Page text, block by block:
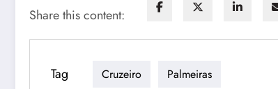
Share this content:
Tag Cruzeiro Palmeiras